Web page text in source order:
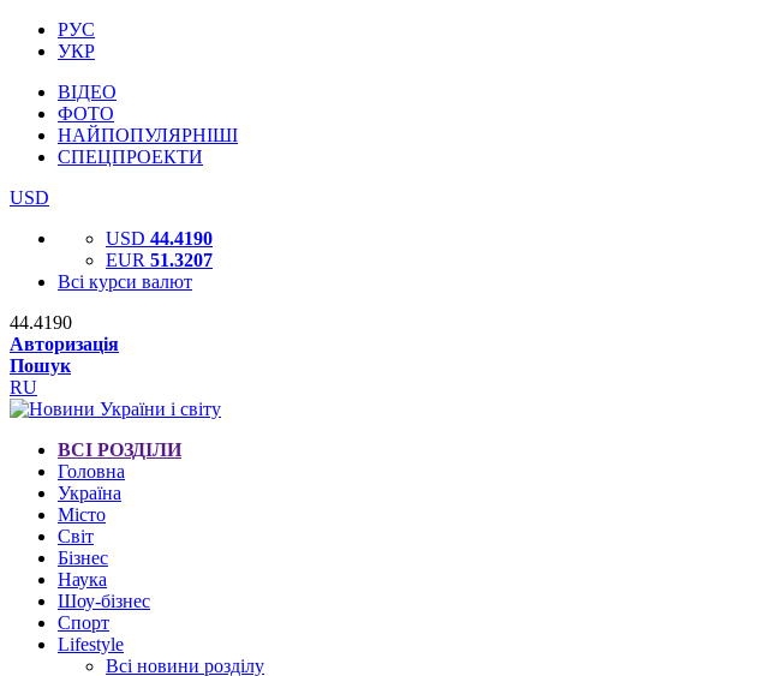
РУС
УКР
ВІДЕО
ФОТО
НАЙПОПУЛЯРНІШІ
СПЕЦПРОЕКТИ
USD
USD 44.4190
EUR 51.3207
Всі курси валют
44.4190
Авторизація
Пошук
RU
ВСІ РОЗДІЛИ
Головна
Україна
Місто
Світ
Бізнес
Наука
Шоу-бізнес
Спорт
Lifestyle
Всі новини розділу